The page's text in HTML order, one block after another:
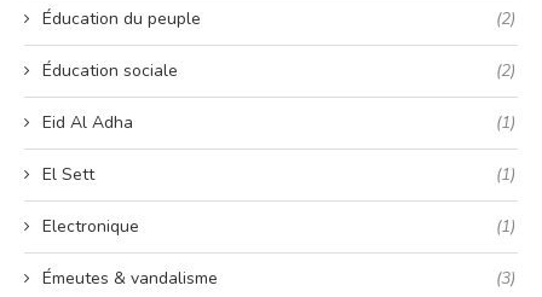
Éducation du peuple (2)
Éducation sociale (2)
Eid Al Adha (1)
El Sett (1)
Electronique (1)
Émeutes & vandalisme (3)